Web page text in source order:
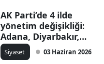
AK Parti’de 4 ilde
yönetim değişikliği:
Adana, Diyarbakır,
Giresun ve Siirt’te yeni
dönem
Siyaset 03 Haziran 2026